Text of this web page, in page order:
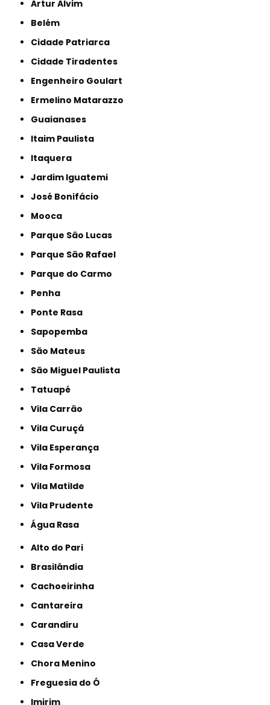
Artur Alvim
Belém
Cidade Patriarca
Cidade Tiradentes
Engenheiro Goulart
Ermelino Matarazzo
Guaianases
Itaim Paulista
Itaquera
Jardim Iguatemi
José Bonifácio
Mooca
Parque São Lucas
Parque São Rafael
Parque do Carmo
Penha
Ponte Rasa
Sapopemba
São Mateus
São Miguel Paulista
Tatuapé
Vila Carrão
Vila Curuçá
Vila Esperança
Vila Formosa
Vila Matilde
Vila Prudente
Água Rasa
Alto do Pari
Brasilândia
Cachoeirinha
Cantareira
Carandiru
Casa Verde
Chora Menino
Freguesia do Ó
Imirim